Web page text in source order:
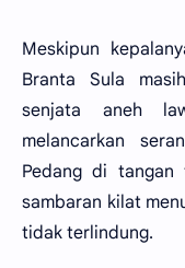
Meskipun
Branta Sula
senjata aneh
melancarkan
Pedang di
sambaran kilat
tidak terlindung.